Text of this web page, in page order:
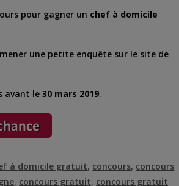
pour gagner un chef à domicile
une petite enquête sur le site de
avant le 30 mars 2019.
à domicile gratuit, concours, concours
, concours gratuit, concours gratuit